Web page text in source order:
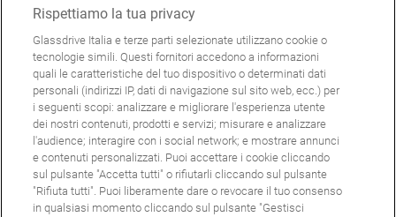
Rispettiamo la tua privacy
Glassdrive Italia e terze parti selezionate utilizzano cookie o
tecnologie simili. Questi fornitori accedono a informazioni
quali le caratteristiche del tuo dispositivo o determinati dati
personali (indirizzi IP, dati di navigazione sul sito web, ecc.) per
i seguenti scopi: analizzare e migliorare l'esperienza utente
dei nostri contenuti, prodotti e servizi; misurare e analizzare
l'audience; interagire con i social network; e mostrare annunci
e contenuti personalizzati. Puoi accettare i cookie cliccando
sul pulsante "Accetta tutti" o rifiutarli cliccando sul pulsante
"Rifiuta tutti". Puoi liberamente dare o revocare il tuo consenso
in qualsiasi momento cliccando sul pulsante "Gestisci